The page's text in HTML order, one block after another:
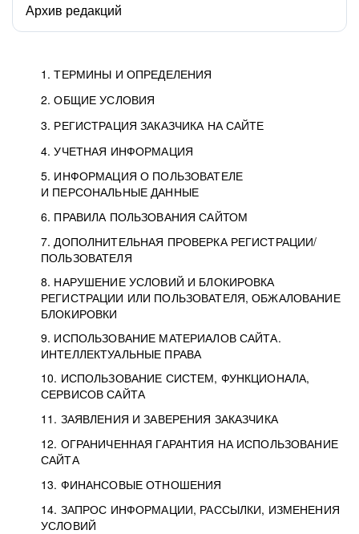
1. ТЕРМИНЫ И ОПРЕДЕЛЕНИЯ
2. ОБЩИЕ УСЛОВИЯ
3. РЕГИСТРАЦИЯ ЗАКАЗЧИКА НА САЙТЕ
4. УЧЕТНАЯ ИНФОРМАЦИЯ
5. ИНФОРМАЦИЯ О ПОЛЬЗОВАТЕЛЕ
И ПЕРСОНАЛЬНЫЕ ДАННЫЕ
6. ПРАВИЛА ПОЛЬЗОВАНИЯ САЙТОМ
7. ДОПОЛНИТЕЛЬНАЯ ПРОВЕРКА РЕГИСТРАЦИИ/
ПОЛЬЗОВАТЕЛЯ
8. НАРУШЕНИЕ УСЛОВИЙ И БЛОКИРОВКА
РЕГИСТРАЦИИ ИЛИ ПОЛЬЗОВАТЕЛЯ, ОБЖАЛОВАНИЕ
БЛОКИРОВКИ
9. ИСПОЛЬЗОВАНИЕ МАТЕРИАЛОВ САЙТА.
ИНТЕЛЛЕКТУАЛЬНЫЕ ПРАВА
10. ИСПОЛЬЗОВАНИЕ СИСТЕМ, ФУНКЦИОНАЛА,
СЕРВИСОВ САЙТА
11. ЗАЯВЛЕНИЯ И ЗАВЕРЕНИЯ ЗАКАЗЧИКА
12. ОГРАНИЧЕННАЯ ГАРАНТИЯ НА ИСПОЛЬЗОВАНИЕ
САЙТА
13. ФИНАНСОВЫЕ ОТНОШЕНИЯ
14. ЗАПРОС ИНФОРМАЦИИ, РАССЫЛКИ, ИЗМЕНЕНИЯ
УСЛОВИЙ
Архив редакций